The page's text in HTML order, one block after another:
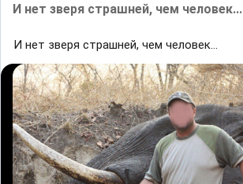
И нет зверя страшней, чем человек...
И нет зверя страшней, чем человек...